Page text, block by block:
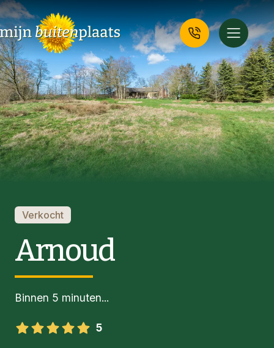
Verkocht
Arnoud
Binnen 5 minuten...
5